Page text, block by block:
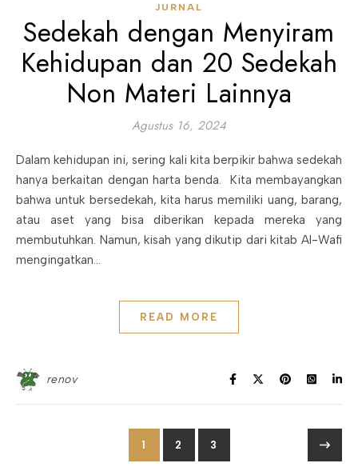
JURNAL
Sedekah dengan Menyiram
Kehidupan dan 20 Sedekah
Non Materi Lainnya
Agustus 16, 2024
Dalam kehidupan ini, sering kali kita berpikir bahwa sedekah
hanya berkaitan dengan harta benda. Kita membayangkan
bahwa untuk bersedekah, kita harus memiliki uang, barang,
atau aset yang bisa diberikan kepada mereka yang
membutuhkan. Namun, kisah yang dikutip dari kitab Al-Wafi
mengingatkan…
READ MORE
renov
1 2 3